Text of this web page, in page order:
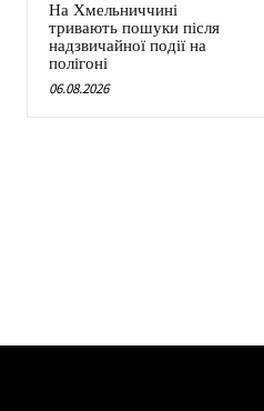
На Хмельниччині
тривають пошуки після
надзвичайної події на
полігоні
06.08.2026